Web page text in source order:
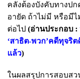
คลังต้องบังคับทางป
อายัด ถ้าไม่มี หรือมี
ต่อไป (อ่านประกอบ :
‘สาธิต-พวก’คดีทุจริ
แล้ว)
ในผลสรุปการสอบส